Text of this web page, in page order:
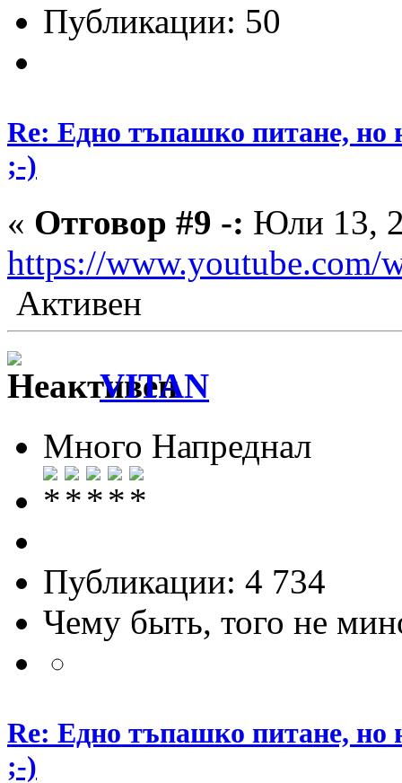
Публикации: 50
Re: Едно тъпашко питане, но
;-)
« Отговор #9 -: Юли 13,
https://www.youtube.com/
Активен
VITAN
Много Напреднал
Публикации: 4 734
Чему быть, того не
Re: Едно тъпашко питане, но
;-)